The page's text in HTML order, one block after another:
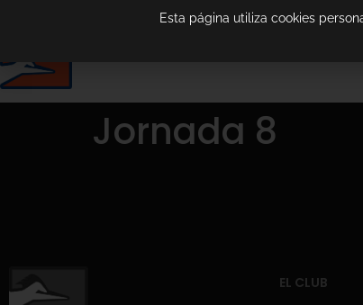
Jornada 8
EL CLUB
Esta página utiliza cookies